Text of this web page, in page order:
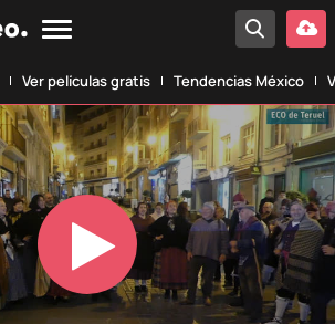
Ver películas gratis Tendencias México
Play